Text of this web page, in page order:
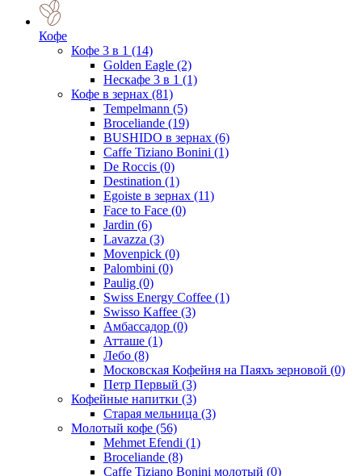
Кофе
Кофе 3 в 1 (14)
Golden Eagle (2)
Нескафе 3 в 1 (1)
Кофе в зернах (81)
Tempelmann (5)
Broceliande (19)
BUSHIDO в зернах (6)
Caffe Tiziano Bonini (1)
De Roccis (0)
Destination (1)
Egoiste в зернах (11)
Face to Face (0)
Jardin (6)
Lavazza (3)
Movenpick (0)
Palombini (0)
Paulig (0)
Swiss Energy Coffee (1)
Swisso Kaffee (3)
Амбассадор (0)
Атташе (1)
Лебо (8)
Московская Кофейня на Паяхъ зерновой (0)
Петр Первый (3)
Кофейные напитки (3)
Старая мельница (3)
Молотый кофе (56)
Mehmet Efendi (1)
Broceliande (8)
Caffe Tiziano Bonini молотый (0)